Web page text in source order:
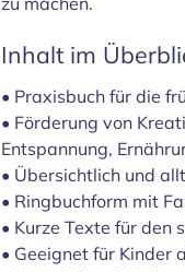
Inhalt im
• Praxisbuch für die
• Förderung von
Entspannung,
• Übersichtlich und
• Ringbuchform mit
• Kurze Texte für den
• Geeignet für Kinder